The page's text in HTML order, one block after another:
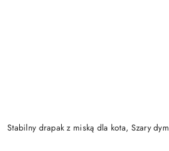
Stabilny drapak z miską dla kota, Szary dym